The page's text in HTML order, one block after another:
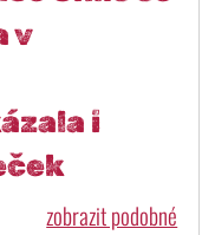
v
i
zobrazit podobné